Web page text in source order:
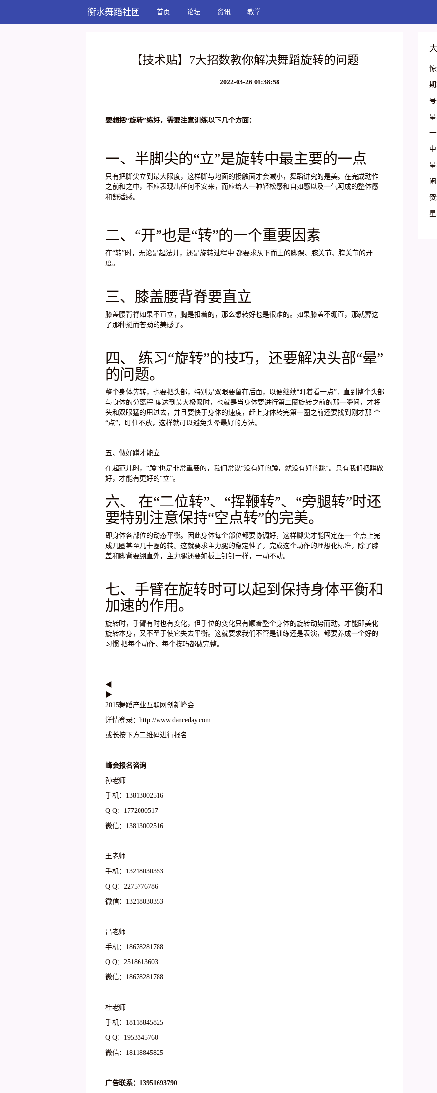
衡水舞蹈社团 首页 论坛 资讯 教学
【技术贴】7大招数教你解决舞蹈旋转的问题
2022-03-26 01:38:58
要想把“旋转”练好，需要注意训练以下几个方面：
一、半脚尖的“立”是旋转中最主要的一点
只有把脚尖立到最大限度，这样脚与地面的接触面才会减小，舞蹈讲究的是美。在完成动作
之前和之中，不应表现出任何不安来，而应给人一种轻松感和自如感以及一气呵成的整体感
和舒适感。
二、“开”也是“转”的一个重要因素
在“转”时，无论是起法儿，还是旋转过程中.都要求从下而上的脚踝、膝关节、胯关节的开
度。
三、膝盖腰背脊要直立
膝盖腰背脊如果不直立，胸是扣着的，那么想转好也是很难的。如果膝盖不绷直，那就葬送
了那种挺而苍劲的美感了。
四、 练习“旋转”的技巧，还要解决头部“晕”
的问题。
整个身体先转，也要把头部，特别是双眼要留在后面，以便继续“盯着看一点”，直到整个头部
与身体的分离程 度达到最大极限时，也就是当身体要进行第二圈旋转之前的那一瞬间，才将
头和双眼猛的甩过去，并且要快于身体的速度，赶上身体转完第一圈之前还要找到刚才那 个
“点”，盯住不放，这样就可以避免头晕最好的方法。
五、做好蹲才能立
在起范儿时，“蹲”也是非常重要的，我们常说“没有好的蹲，就没有好的跳”。只有我们把蹲做
好，才能有更好的“立”。
六、 在“二位转”、“挥鞭转”、“旁腿转”时还
要特别注意保持“空点转”的完美。
即身体各部位的动态平衡。因此身体每个部位都要协调好，这样脚尖才能固定在一 个点上完
成几圈甚至几十圈的转。这就要求主力腿的稳定性了，完成这个动作的理想化标准，除了膝
盖和脚背要绷直外，主力腿还要如板上钉钉一样，一动不动。
七、手臂在旋转时可以起到保持身体平衡和
加速的作用。
旋转时，手臂有时也有变化，但手位的变化只有顺着整个身体的旋转动势而动。才能即美化
旋转本身，又不至于使它失去平衡。这就要求我们不管是训练还是表演，都要养成一个好的
习惯.把每个动作、每个技巧都做完整。
◀
▶
2015舞蹈产业互联网创新峰会
详情登录：http://www.danceday.com
或长按下方二维码进行报名
峰会报名咨询
孙老师
手机：13813002516
Q Q：1772080517
微信：13813002516
王老师
手机：13218030353
Q Q：2275776786
微信：13218030353
吕老师
手机：18678281788
Q Q：2518613603
微信：18678281788
杜老师
手机：18118845825
Q Q：1953345760
微信：18118845825
广告联系：13951693790
么